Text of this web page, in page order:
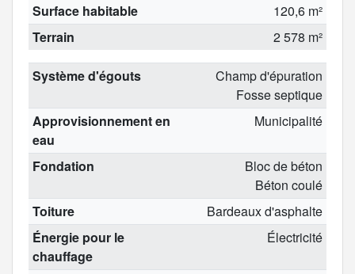
Surface habitable
120,6 m²
Terrain
2 578 m²
Système d'égouts
Champ d'épuration
Fosse septique
Approvisionnement en
eau
Municipalité
Fondation
Bloc de béton
Béton coulé
Toiture
Bardeaux d'asphalte
Énergie pour le
chauffage
Électricité